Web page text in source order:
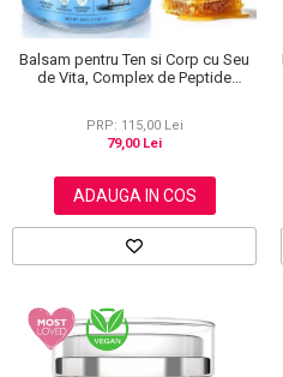
Balsam pentru Ten si Corp cu Seu
de Vita, Complex de Peptide
PRP: 115,00 Lei
79,00 Lei
ADAUGA IN COS